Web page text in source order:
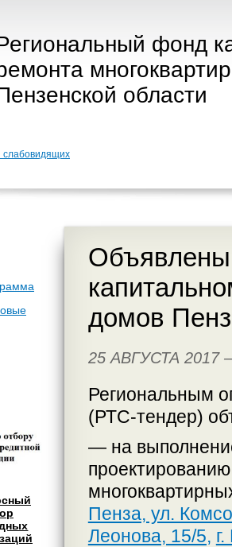
фонд
области
слабовидящих
Объявлены
домов
25 АВГУСТА
Региональным
(РТС-тендер)
— на
Пенза, ул.
Леонова, 15/5,